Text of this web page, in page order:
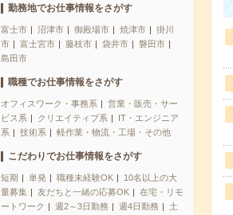
勤務地でお仕事情報をさがす
富士市 沼津市 御殿場市 焼津市
掛川
市
富士宮市 藤枝市 袋井市
磐田市
島田市
職種でお仕事情報をさがす
オフィスワーク・事務系
営業・販売・サー
ビス系
クリエイティブ系
IT・エンジニア
系
技術系 軽作業・物流・工場・その他
こだわりでお仕事情報をさがす
短期 単発 職種未経験OK
10名以上の大
量募集
友だちと一緒の応募OK
在宅・リモ
ートワーク
週2～3日勤務 週4日勤務
土